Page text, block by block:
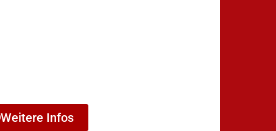
Weitere Infos